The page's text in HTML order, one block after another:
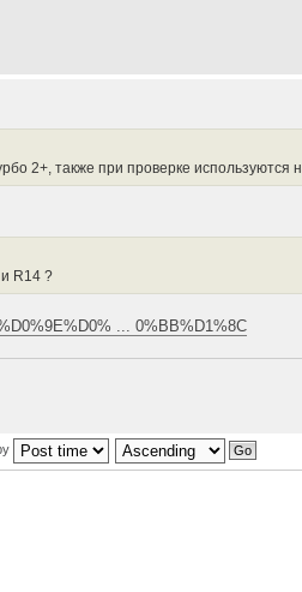
2+, также при проверке используются
R14 ?
... 0%BB%D1%8C